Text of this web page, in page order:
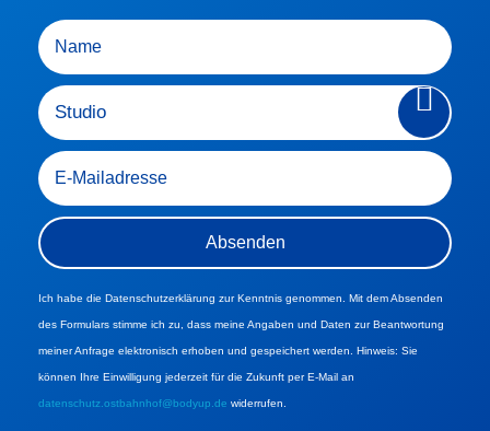
Ich habe die Datenschutzerklärung zur Kenntnis genommen. Mit dem Absenden
des Formulars stimme ich zu, dass meine Angaben und Daten zur Beantwortung
meiner Anfrage elektronisch erhoben und gespeichert werden. Hinweis: Sie
können Ihre Einwilligung jederzeit für die Zukunft per E-Mail an
datenschutz.ostbahnhof@bodyup.de widerrufen.